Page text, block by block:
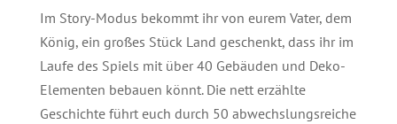
Im Story-Modus bekommt ihr von eurem Vater, dem
König, ein großes Stück Land geschenkt, dass ihr im
Laufe des Spiels mit über 40 Gebäuden und Deko-
Elementen bebauen könnt. Die nett erzählte
Geschichte führt euch durch 50 abwechslungsreiche